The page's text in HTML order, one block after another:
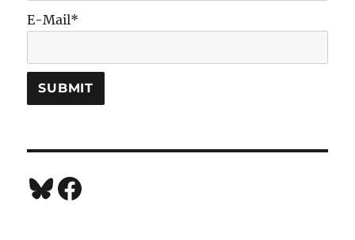
E-Mail*
Bluesky
Facebook